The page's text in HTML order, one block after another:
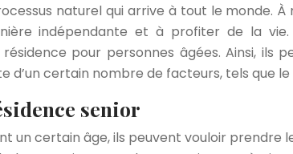
naturel qui arrive à tout le monde.
indépendante et à profiter de la
pour personnes âgées. Ainsi,
certain nombre de facteurs, tels que
senior
un certain âge, ils peuvent vouloir